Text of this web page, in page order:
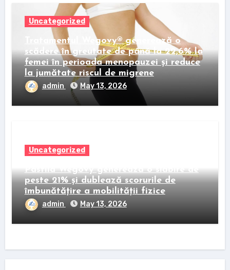
Uncategorized
Tratamentul Wegovy® generează o
scădere în greutate de până la 22,6% la
femei în perioada menopauzei și reduce
la jumătate riscul de migrene
admin May 13, 2026
Uncategorized
Pastila Wegovy generează o slăbire de
peste 21% și dublează scorurile de
îmbunătățire a mobilității fizice
admin May 13, 2026